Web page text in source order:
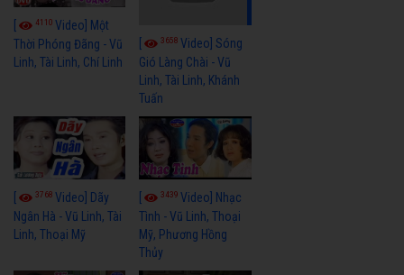
4110 Video] Một
Thời Phóng Đãng - Vũ
Linh, Tài Linh, Chí Linh
3658Video] Sóng
Gió Làng Chài - Vũ
Linh, Tài Linh, Khánh
Tuấn
3768 Video] Dãy
Ngân Hà - Vũ Linh, Tài
Linh, Thoại Mỹ
3439Video] Nhạc
Tình - Vũ Linh, Thoại
Mỹ, Phương Hồng
Thủy